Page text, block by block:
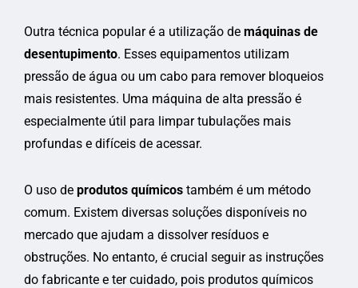
Outra técnica popular é a utilização de máquinas de
desentupimento. Esses equipamentos utilizam
pressão de água ou um cabo para remover bloqueios
mais resistentes. Uma máquina de alta pressão é
especialmente útil para limpar tubulações mais
profundas e difíceis de acessar.
O uso de produtos químicos também é um método
comum. Existem diversas soluções disponíveis no
mercado que ajudam a dissolver resíduos e
obstruções. No entanto, é crucial seguir as instruções
do fabricante e ter cuidado, pois produtos químicos